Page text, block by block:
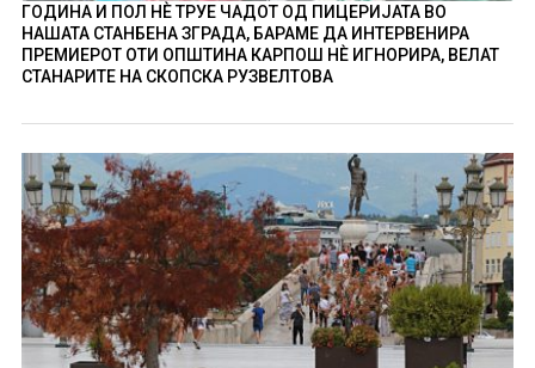
ГОДИНА И ПОЛ НÈ ТРУЕ ЧАДОТ ОД ПИЦЕРИЈАТА ВО
НАШАТА СТАНБЕНА ЗГРАДА, БАРАМЕ ДА ИНТЕРВЕНИРА
ПРЕМИЕРОТ ОТИ ОПШТИНА КАРПОШ НÈ ИГНОРИРА, ВЕЛАТ
СТАНАРИТЕ НА СКОПСКА РУЗВЕЛТОВА